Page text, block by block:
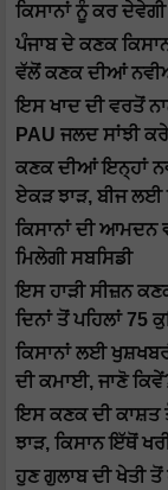
ਕਿਸਾਨਾਂ ਨੂੰ ਕਰ
ਪੰਜਾਬ ਦੇ ਕਣਕ
ਵੱਲੋਂ ਕਣਕ ਦੀਆਂ
ਇਸ ਖਾਦ ਦੀ ਵਰਤੋਂ
PAU ਜਲਦ ਸਾਂਝੀ
ਕਣਕ ਦੀਆਂ ਇਨ੍ਹਾਂ
ਏਕੜ ਝਾੜ, ਬੀਜ
ਕਿਸਾਨਾਂ ਦੀ ਆਮਦਨ
ਮਿਲੇਗੀ ਸਬਸਿਡੀ
ਇਸ ਹਾੜੀ ਸੀਜ਼ਨ
ਦਿਨਾਂ ਤੋਂ ਪਹਿਲਾਂ 75
ਕਿਸਾਨਾਂ ਲਈ
ਦੀ ਕਮਾਈ, ਜਾਣੋ
ਇਸ ਕਣਕ ਦੀ ਕਾਸ਼ਤ
ਝਾੜ, ਕਿਸਾਨ ਇੱਥੋਂ
ਹੁਣ ਗੁਲਾਬ ਦੀ ਖੇਤੀ